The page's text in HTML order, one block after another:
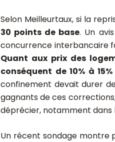
Selon Meilleurtaux, si la
30 points de base. Un
concurrence interbancaire
Quant aux prix des
conséquent de 10% à 15%
confinement devait durer
gagnants de ces
déprécier, notamment dans
Un récent sondage montre